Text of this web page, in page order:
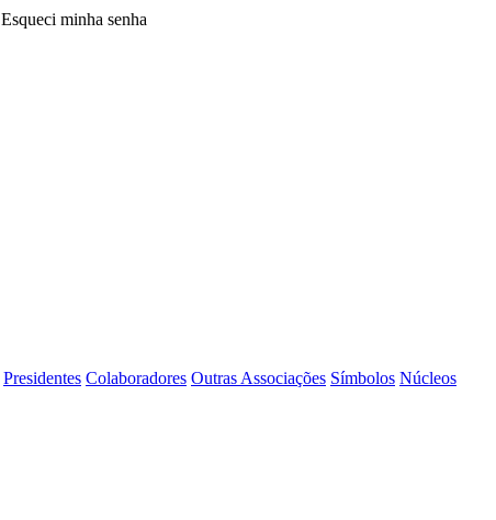
Esqueci minha senha
Presidentes Colaboradores Outras Associações Símbolos Núcleos